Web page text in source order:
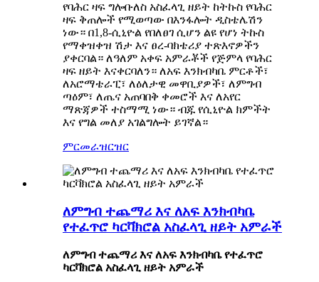
የባሕር ዛፍ ግሎቡለስ አስፈላጊ ዘይት ከትኩስ የባሕር
ዛፍ ቅጠሎች የሚወጣው በእንፋሎት ዲስቴሌሽን
ነው። በ1,8-ሲኒዮል የበለፀገ ሲሆን ልዩ የሆነ ትኩስ
የማቀዝቀዝ ሽታ እና ፀረ-ባክቴሪያ ተጽእኖዎችን
ያቀርባል። ለዓለም አቀፍ አምራቾች የጅምላ የባሕር
ዛፍ ዘይት እናቀርባለን። ለአፍ እንክብካቤ ምርቶች፣
ለአሮማቴራፒ፣ ለዕለታዊ መዋቢያዎች፣ ለምግብ
ጣዕም፣ ለጤና አጠባበቅ ቀመሮች እና ለአየር
ማጽጃዎች ተስማሚ ነው። ብጁ የሲኒዮል ክምችት
እና የግል መለያ አገልግሎት ይገኛል።
ምርመራዝርዝር
ለምግብ ተጨማሪ እና ለአፍ እንክብካቤ
የተፈጥሮ ካርቫክሮል አስፈላጊ ዘይት አምራች
ለምግብ ተጨማሪ እና ለአፍ እንክብካቤ የተፈጥሮ
ካርቫክሮል አስፈላጊ ዘይት አምራች